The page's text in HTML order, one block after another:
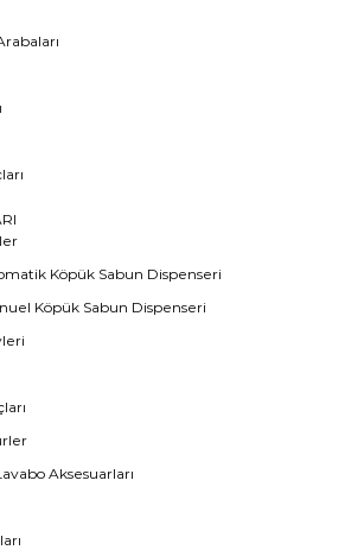
Köpük Sabun Dispenseri
Köpük Sabun Dispenseri
Aksesuarları